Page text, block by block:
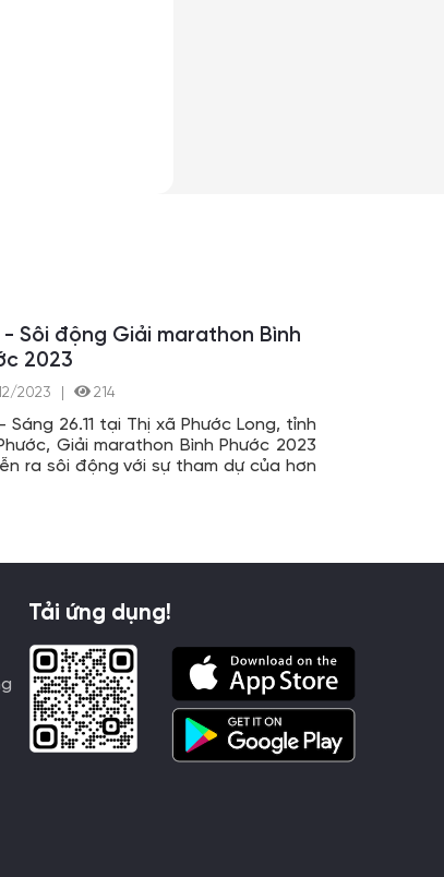
- Sôi động Giải marathon Bình
2023
2023 214
Sáng 26.11 tại Thị xã Phước Long, tỉnh
Giải marathon Bình Phước 2023
ra sôi động với sự tham dự của hơn
Tải ứng dụng!